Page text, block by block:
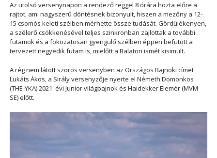
Az utolsó versenynapon a rendező reggel 8 órára hozta előre a
rajtot, ami nagyszerű döntésnek bizonyult, hiszen a mezőny a 12-
15 csomós keleti szélben mérhette össze tudását. Gördülékenyen,
a szélerő csökkenésével teljes szinkronban zajlottak a további
futamok és a fokozatosan gyengülő szélben éppen befutott a
tervezett negyedik futam is, mielőtt a Balaton ismét kisimult.
A rég nem látott szoros versenyben az Országos Bajnoki címet
Lukáts Ákos, a Sirály versenyzője nyerte el Németh Domonkos
(THE-YKA) 2021. évi Junior világbajnok és Haidekker Elemér (MVM
SE) előtt.